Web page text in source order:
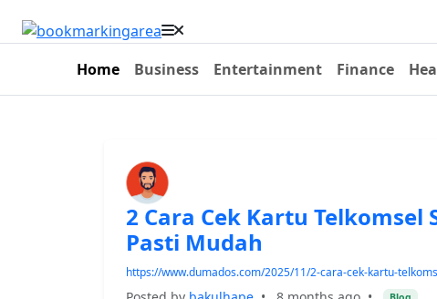
Home Business Entertainment Finance
2 Cara Cek Kartu
Pasti Mudah
https://www.dumados.com/2025/11/2-cara-cek-kartu-